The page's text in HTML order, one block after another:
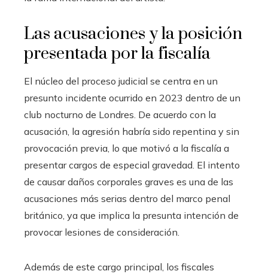
Las acusaciones y la posición
presentada por la fiscalía
El núcleo del proceso judicial se centra en un
presunto incidente ocurrido en 2023 dentro de un
club nocturno de Londres. De acuerdo con la
acusación, la agresión habría sido repentina y sin
provocación previa, lo que motivó a la fiscalía a
presentar cargos de especial gravedad. El intento
de causar daños corporales graves es una de las
acusaciones más serias dentro del marco penal
británico, ya que implica la presunta intención de
provocar lesiones de consideración.
Además de este cargo principal, los fiscales